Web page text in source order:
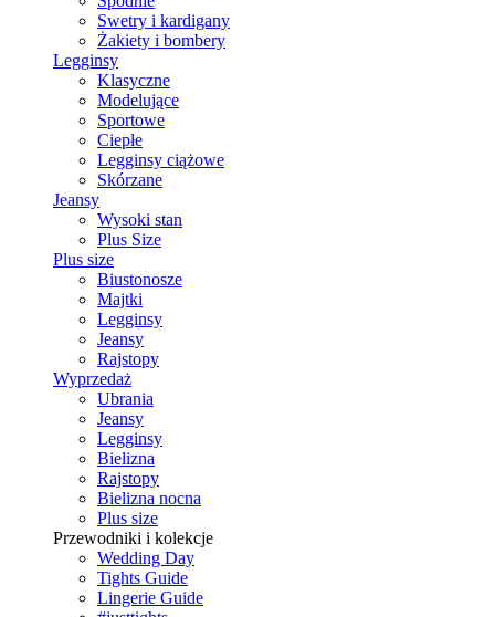
Swetry i kardigany
Żakiety i bombery
Legginsy
Klasyczne
Modelujące
Sportowe
Ciepłe
Legginsy ciążowe
Skórzane
Jeansy
Wysoki stan
Plus Size
Plus size
Biustonosze
Majtki
Legginsy
Jeansy
Rajstopy
Wyprzedaż
Ubrania
Jeansy
Legginsy
Bielizna
Rajstopy
Bielizna nocna
Plus size
Przewodniki i kolekcje
Wedding Day
Tights Guide
Lingerie Guide